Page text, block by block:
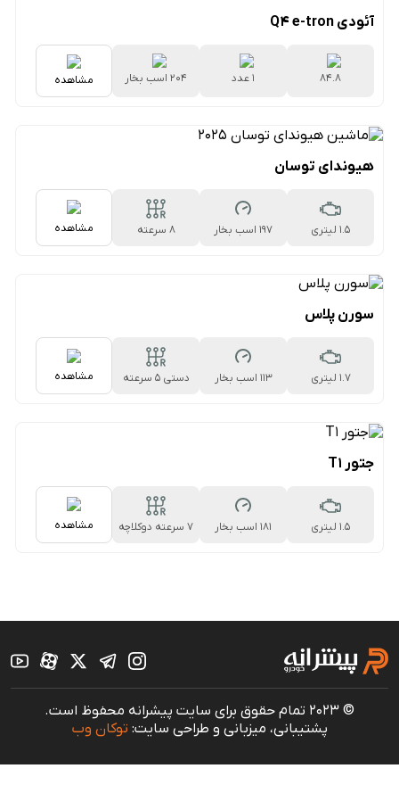
آئودی Q4 e-tron
۸۴.۸
1 عدد 204 اسب بخار مشاهده
هیوندای توسان
1.5 لیتری 197 اسب بخار
۸ سرعته
مشاهده
سورن پلاس
1.7 لیتری 113 اسب بخار دستی ۵ سرعته مشاهده
جتور T1
1.5 لیتری 181 اسب بخار ۷ سرعته دوکلاچه مشاهده
© 2023 تمام حقوق برای سایت پیشرانه محفوظ است.
پشتیبانی، میزبانی و طراحی سایت: توکان وب